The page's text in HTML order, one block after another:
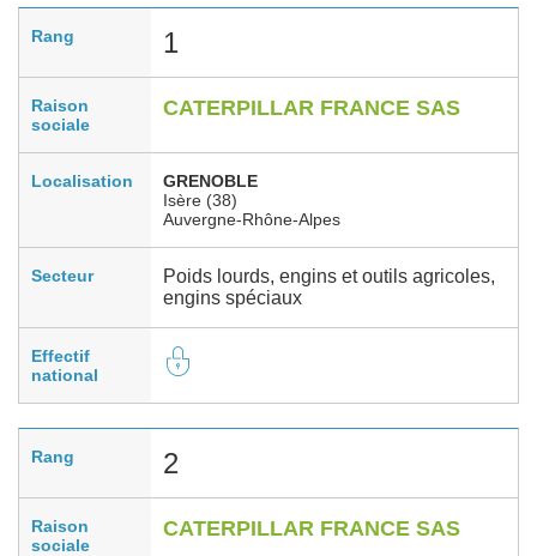
Rang 1
Raison
sociale
CATERPILLAR FRANCE SAS
Localisation
GRENOBLE
Isère (38)
Auvergne-Rhône-Alpes
Secteur
Poids lourds, engins et outils agricoles,
engins spéciaux
Effectif
national
Rang 2
Raison
sociale
CATERPILLAR FRANCE SAS